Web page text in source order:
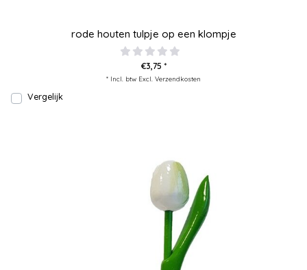
rode houten tulpje op een klompje
€3,75 *
* Incl. btw Excl. Verzendkosten
Vergelijk